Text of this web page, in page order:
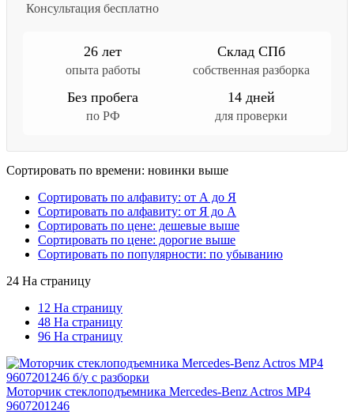
Консультация бесплатно
26 лет
опыта работы
Склад СПб
собственная разборка
Без пробега
по РФ
14 дней
для проверки
Сортировать по времени: новинки выше
Сортировать по алфавиту: от А до Я
Сортировать по алфавиту: от Я до А
Сортировать по цене: дешевые выше
Сортировать по цене: дорогие выше
Сортировать по популярности: по убыванию
24 На страницу
12 На страницу
48 На страницу
96 На страницу
Моторчик стеклоподъемника Mercedes-Benz Actros MP4
9607201246